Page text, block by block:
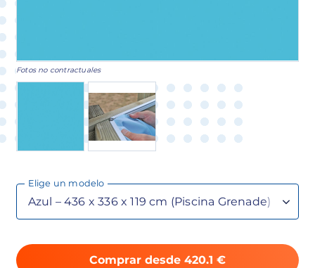
Fotos no contractuales
Elige un modelo
Comprar desde 420.1 €